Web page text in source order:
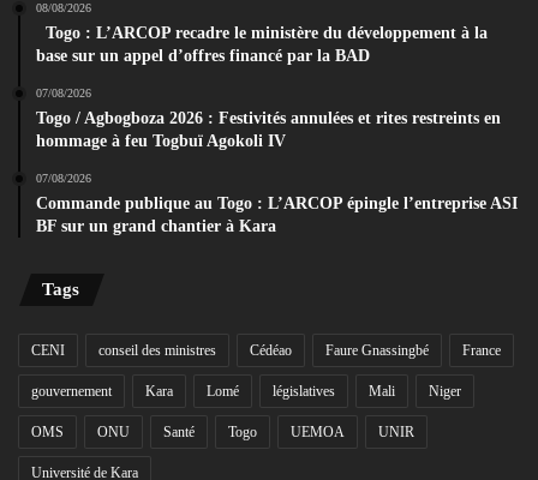
08/08/2026
Togo : L’ARCOP recadre le ministère du développement à la
base sur un appel d’offres financé par la BAD
07/08/2026
Togo / Agbogboza 2026 : Festivités annulées et rites restreints en
hommage à feu Togbuï Agokoli IV
07/08/2026
Commande publique au Togo : L’ARCOP épingle l’entreprise ASI
BF sur un grand chantier à Kara
Tags
CENI conseil des ministres Cédéao Faure Gnassingbé France
gouvernement Kara Lomé législatives Mali Niger
OMS ONU Santé Togo UEMOA UNIR
Université de Kara